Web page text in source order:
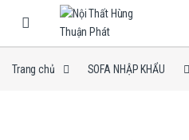
Skip to navigation
Skip to content
Trang chủ SOFA NHẬP KHẨU